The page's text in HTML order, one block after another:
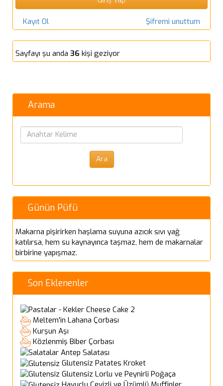
Kayıt Ol Şifremi unuttum
Sayfayı şu anda 36 kişi geziyor
Arama
Günün Püfü
Makarna pişirirken haşlama suyuna azıcık sıvı yağ
katılırsa, hem su kaynayınca taşmaz, hem de makarnalar
birbirine yapışmaz.
Son Eklenenler
Cheese Cake 2
Meltem'in Lahana Çorbası
Kurşun Aşı
Közlenmiş Biber Çorbası
Antep Salatası
Glutensiz Patates Kroket
Glutensiz Lorlu ve Peynirli Poğaça